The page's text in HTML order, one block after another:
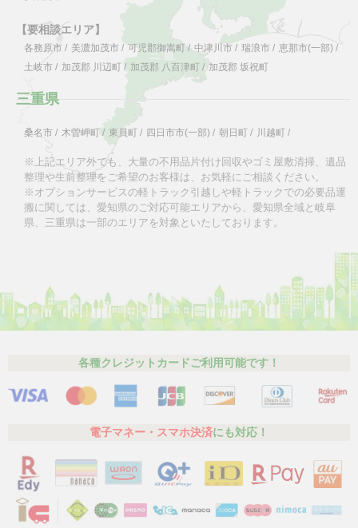
【要相談エリア】
各務原市 / 美濃加茂市 / 可児郡御嵩町/ 中津川市 / 瑞浪市 / 恵那市(一部) /
土岐市 / 加茂郡 川辺町 / 加茂郡 八百津町 / 加茂郡 坂祝町
三重県
桑名市 / 木曽岬町 / 東員町 / 四日市市(一部) / 朝日町 / 川越町 /
※上記エリア外でも、大量の不用品片付け回収やゴミ屋敷清掃、遺品
整理や生前整理をご希望のお客様は、お気軽にご相談ください。
※オプションサービスの軽トラック引越しや軽トラックでの必要品運
搬に関しては、愛知県のご対応可能エリアから、愛知県全域と岐阜
県、三重県は一部のエリアを対象といたしております。
各種クレジットカードご利用可能です！
電子マネー・スマホ決済にも対応！